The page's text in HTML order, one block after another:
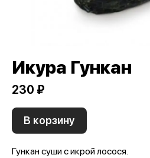
Икура Гункан
230 ₽
В корзину
Гункан суши с икрой лосося.